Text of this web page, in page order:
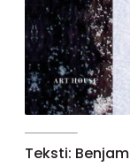
Teksti: